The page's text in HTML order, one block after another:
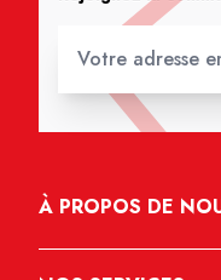
À PROPOS DE